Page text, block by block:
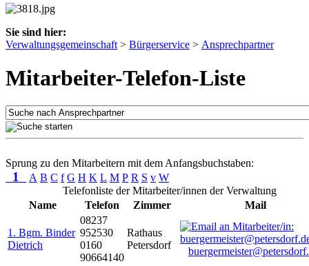
Sie sind hier:
Verwaltungsgemeinschaft > Bürgerservice > Ansprechpartner
Mitarbeiter-Telefon-Liste
Sprung zu den Mitarbeitern mit dem Anfangsbuchstaben:
1 A B C f G H K L M P R S v W
Telefonliste der Mitarbeiter/innen der Verwaltung
Name
Telefon Zimmer Mail
1. Bgm. Binder
Dietrich
08237
952530
0160
90664140
Rathaus
Petersdorf